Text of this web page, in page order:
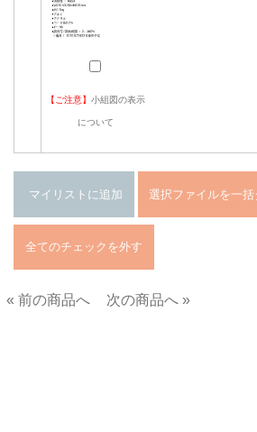
【ご注意】 小組図の表示
について
« 前の商品へ
次の商品へ »